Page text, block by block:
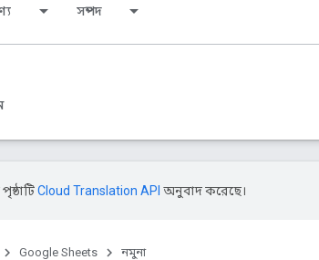
সম্পদ
Cloud Translation API অনুবাদ করেছে।
Google Sheets নমুনা